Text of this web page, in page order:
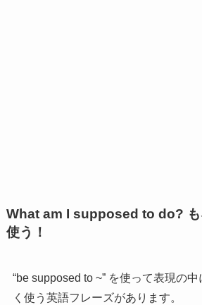
What am I supposed to do? も
使う！
“be supposed to ~” を使って表現の
く使う英語フレーズがあります。